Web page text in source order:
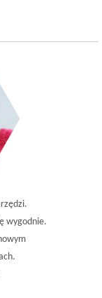
wygodnie.